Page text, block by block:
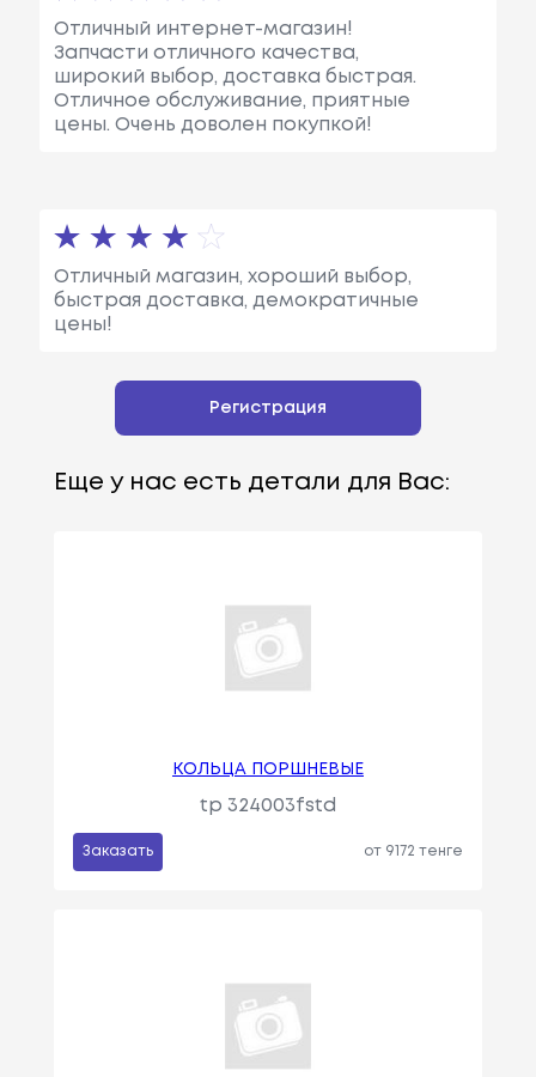
Отличный интернет-магазин!
Запчасти отличного качества,
широкий выбор, доставка быстрая.
Отличное обслуживание, приятные
цены. Очень доволен покупкой!
Отличный магазин, хороший выбор,
быстрая доставка, демократичные
цены!
Регистрация
Еще у нас есть детали для Вас:
КОЛЬЦА ПОРШНЕВЫЕ
tp 324003fstd
Заказать от 9172 тенге